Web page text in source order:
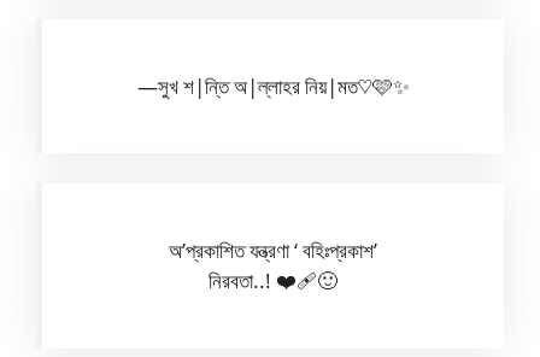
—সুখ শ|ন্তি অ|ল্লাহর নিয়|মত♡🩷✨
অ’প্রকাশিত যন্ত্রণা ‘ বহিঃপ্রকাশ’
নিরবতা..! ❤️‍🩹🙂